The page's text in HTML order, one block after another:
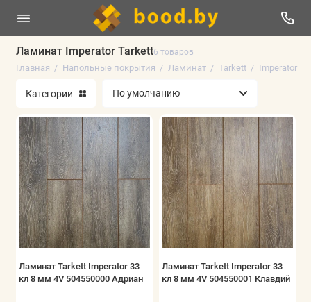
Ламинат Imperator Tarkett6 товаров
Главная Напольные покрытия Ламинат Tarkett Imperator
Ламинат
Виниловые полы
Паркетная доска
Ковролин
Искусственная трава
Категории
Ламинат Tarkett Imperator 33
кл 8 мм 4V 504550000 Адриан
Ламинат Tarkett Imperator 33
кл 8 мм 4V 504550001 Клавдий